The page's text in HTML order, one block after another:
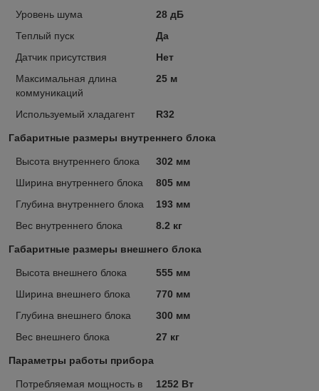
Уровень шума
28 дБ
Теплый пуск
Да
Датчик присутствия
Нет
Максимальная длина
коммуникаций
25 м
Используемый хладагент R32
Габаритные размеры внутреннего блока
Высота внутреннего блока
302 мм
Ширина внутреннего блока
805 мм
Глубина внутреннего блока
193 мм
Вес внутреннего блока
8.2 кг
Габаритные размеры внешнего блока
Высота внешнего блока
555 мм
Ширина внешнего блока
770 мм
Глубина внешнего блока
300 мм
Вес внешнего блока
27 кг
Параметры работы прибора
Потребляемая мощность в
1252 Вт